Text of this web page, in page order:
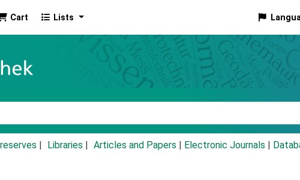
Cart Lists
Libraries Articles and Papers Electronic Journals